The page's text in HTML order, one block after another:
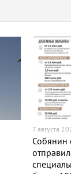
7 августа
Собянин